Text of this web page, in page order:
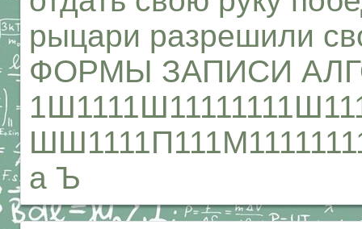
рыцари разрешили
ФОРМЫ ЗАПИСИ
а Ъ